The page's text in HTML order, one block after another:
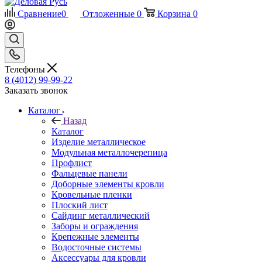
Сравнение0 Отложенные 0 Корзина 0
Телефоны
8 (4012) 99-99-22
Заказать звонок
Каталог
Назад
Каталог
Изделие металлическое
Модульная металлочерепица
Профлист
Фальцевые панели
Доборные элементы кровли
Кровельные пленки
Плоский лист
Сайдинг металлический
Заборы и ограждения
Крепежные элементы
Водосточные системы
Аксессуары для кровли